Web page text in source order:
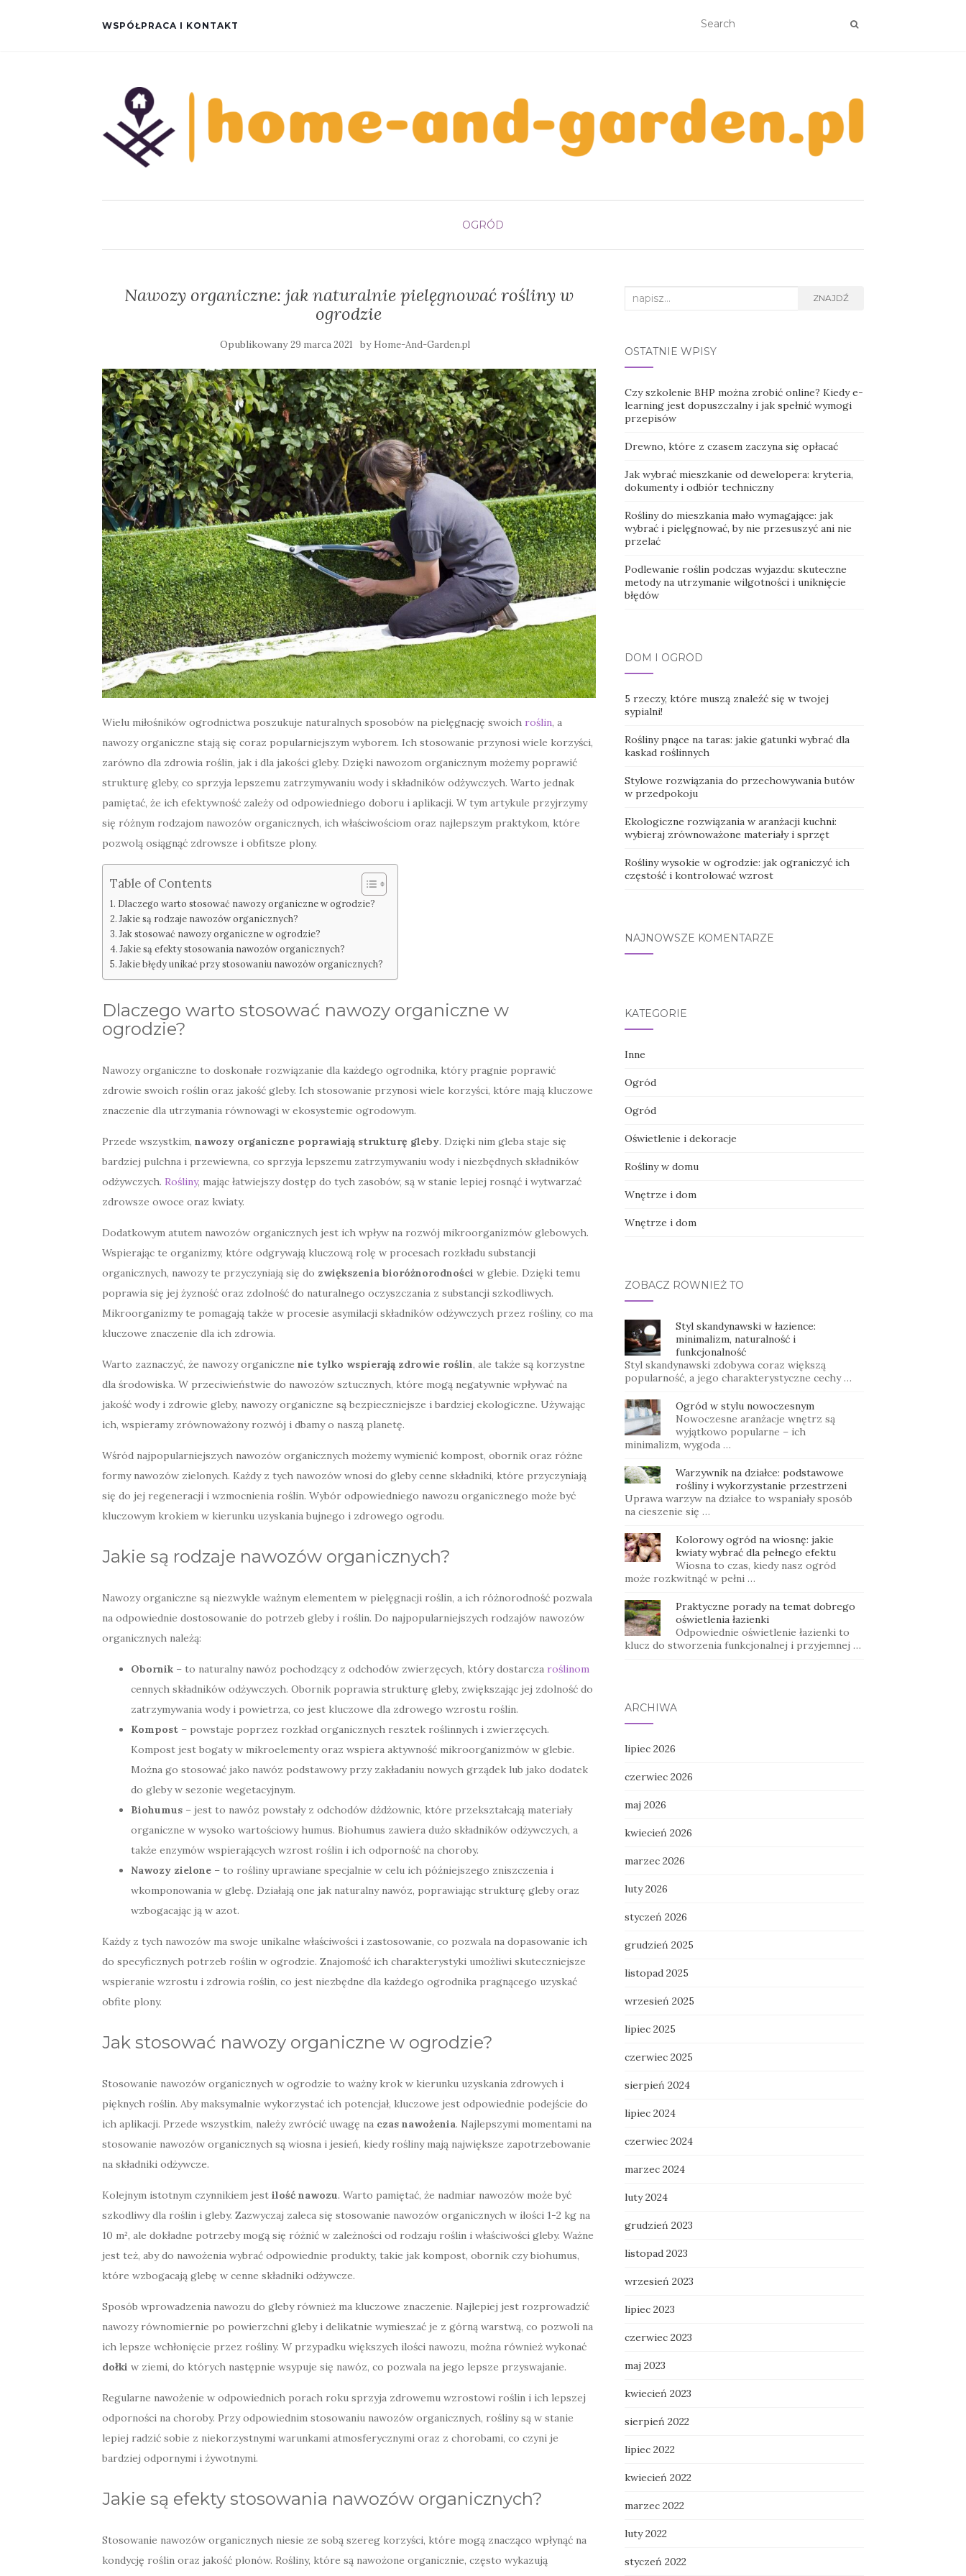
WSPÓŁPRACA I KONTAKT
OGRÓD
Nawozy organiczne: jak naturalnie pielęgnować rośliny w
ogrodzie
Opublikowany29 marca 2021 by Home-And-Garden.pl
Wielu miłośników ogrodnictwa poszukuje naturalnych sposobów na pielęgnację swoich roślin, a
nawozy organiczne stają się coraz popularniejszym wyborem. Ich stosowanie przynosi wiele korzyści,
zarówno dla zdrowia roślin, jak i dla jakości gleby. Dzięki nawozom organicznym możemy poprawić
strukturę gleby, co sprzyja lepszemu zatrzymywaniu wody i składników odżywczych. Warto jednak
pamiętać, że ich efektywność zależy od odpowiedniego doboru i aplikacji. W tym artykule przyjrzymy
się różnym rodzajom nawozów organicznych, ich właściwościom oraz najlepszym praktykom, które
pozwolą osiągnąć zdrowsze i obfitsze plony.
Table of Contents
Dlaczego warto stosować nawozy organiczne w ogrodzie?
Jakie są rodzaje nawozów organicznych?
Jak stosować nawozy organiczne w ogrodzie?
Jakie są efekty stosowania nawozów organicznych?
Jakie błędy unikać przy stosowaniu nawozów organicznych?
Dlaczego warto stosować nawozy organiczne w
ogrodzie?
Nawozy organiczne to doskonałe rozwiązanie dla każdego ogrodnika, który pragnie poprawić
zdrowie swoich roślin oraz jakość gleby. Ich stosowanie przynosi wiele korzyści, które mają kluczowe
znaczenie dla utrzymania równowagi w ekosystemie ogrodowym.
Przede wszystkim, nawozy organiczne poprawiają strukturę gleby. Dzięki nim gleba staje się
bardziej pulchna i przewiewna, co sprzyja lepszemu zatrzymywaniu wody i niezbędnych składników
odżywczych. Rośliny, mając łatwiejszy dostęp do tych zasobów, są w stanie lepiej rosnąć i wytwarzać
zdrowsze owoce oraz kwiaty.
Dodatkowym atutem nawozów organicznych jest ich wpływ na rozwój mikroorganizmów glebowych.
Wspierając te organizmy, które odgrywają kluczową rolę w procesach rozkładu substancji
organicznych, nawozy te przyczyniają się do zwiększenia bioróżnorodności w glebie. Dzięki temu
poprawia się jej żyzność oraz zdolność do naturalnego oczyszczania z substancji szkodliwych.
Mikroorganizmy te pomagają także w procesie asymilacji składników odżywczych przez rośliny, co ma
kluczowe znaczenie dla ich zdrowia.
Warto zaznaczyć, że nawozy organiczne nie tylko wspierają zdrowie roślin, ale także są korzystne
dla środowiska. W przeciwieństwie do nawozów sztucznych, które mogą negatywnie wpływać na
jakość wody i zdrowie gleby, nawozy organiczne są bezpieczniejsze i bardziej ekologiczne. Używając
ich, wspieramy zrównoważony rozwój i dbamy o naszą planetę.
Wśród najpopularniejszych nawozów organicznych możemy wymienić kompost, obornik oraz różne
formy nawozów zielonych. Każdy z tych nawozów wnosi do gleby cenne składniki, które przyczyniają
się do jej regeneracji i wzmocnienia roślin. Wybór odpowiedniego nawozu organicznego może być
kluczowym krokiem w kierunku uzyskania bujnego i zdrowego ogrodu.
Jakie są rodzaje nawozów organicznych?
Nawozy organiczne są niezwykle ważnym elementem w pielęgnacji roślin, a ich różnorodność pozwala
na odpowiednie dostosowanie do potrzeb gleby i roślin. Do najpopularniejszych rodzajów nawozów
organicznych należą:
Obornik – to naturalny nawóz pochodzący z odchodów zwierzęcych, który dostarcza roślinom
cennych składników odżywczych. Obornik poprawia strukturę gleby, zwiększając jej zdolność do
zatrzymywania wody i powietrza, co jest kluczowe dla zdrowego wzrostu roślin.
Kompost – powstaje poprzez rozkład organicznych resztek roślinnych i zwierzęcych.
Kompost jest bogaty w mikroelementy oraz wspiera aktywność mikroorganizmów w glebie.
Można go stosować jako nawóz podstawowy przy zakładaniu nowych grządek lub jako dodatek
do gleby w sezonie wegetacyjnym.
Biohumus – jest to nawóz powstały z odchodów dżdżownic, które przekształcają materiały
organiczne w wysoko wartościowy humus. Biohumus zawiera dużo składników odżywczych, a
także enzymów wspierających wzrost roślin i ich odporność na choroby.
Nawozy zielone – to rośliny uprawiane specjalnie w celu ich późniejszego zniszczenia i
wkomponowania w glebę. Działają one jak naturalny nawóz, poprawiając strukturę gleby oraz
wzbogacając ją w azot.
Każdy z tych nawozów ma swoje unikalne właściwości i zastosowanie, co pozwala na dopasowanie ich
do specyficznych potrzeb roślin w ogrodzie. Znajomość ich charakterystyki umożliwi skuteczniejsze
wspieranie wzrostu i zdrowia roślin, co jest niezbędne dla każdego ogrodnika pragnącego uzyskać
obfite plony.
Jak stosować nawozy organiczne w ogrodzie?
Stosowanie nawozów organicznych w ogrodzie to ważny krok w kierunku uzyskania zdrowych i
pięknych roślin. Aby maksymalnie wykorzystać ich potencjał, kluczowe jest odpowiednie podejście do
ich aplikacji. Przede wszystkim, należy zwrócić uwagę na czas nawożenia. Najlepszymi momentami na
stosowanie nawozów organicznych są wiosna i jesień, kiedy rośliny mają największe zapotrzebowanie
na składniki odżywcze.
Kolejnym istotnym czynnikiem jest ilość nawozu. Warto pamiętać, że nadmiar nawozów może być
szkodliwy dla roślin i gleby. Zazwyczaj zaleca się stosowanie nawozów organicznych w ilości 1-2 kg na
10 m², ale dokładne potrzeby mogą się różnić w zależności od rodzaju roślin i właściwości gleby. Ważne
jest też, aby do nawożenia wybrać odpowiednie produkty, takie jak kompost, obornik czy biohumus,
które wzbogacają glebę w cenne składniki odżywcze.
Sposób wprowadzenia nawozu do gleby również ma kluczowe znaczenie. Najlepiej jest rozprowadzić
nawozy równomiernie po powierzchni gleby i delikatnie wymieszać je z górną warstwą, co pozwoli na
ich lepsze wchłonięcie przez rośliny. W przypadku większych ilości nawozu, można również wykonać
dołki w ziemi, do których następnie wsypuje się nawóz, co pozwala na jego lepsze przyswajanie.
Regularne nawożenie w odpowiednich porach roku sprzyja zdrowemu wzrostowi roślin i ich lepszej
odporności na choroby. Przy odpowiednim stosowaniu nawozów organicznych, rośliny są w stanie
lepiej radzić sobie z niekorzystnymi warunkami atmosferycznymi oraz z chorobami, co czyni je
bardziej odpornymi i żywotnymi.
Jakie są efekty stosowania nawozów organicznych?
Stosowanie nawozów organicznych niesie ze sobą szereg korzyści, które mogą znacząco wpłynąć na
kondycję roślin oraz jakość plonów. Rośliny, które są nawożone organicznie, często wykazują
Search
ZNAJDŹ
OSTATNIE WPISY
Czy szkolenie BHP można zrobić online? Kiedy e-
learning jest dopuszczalny i jak spełnić wymogi
przepisów
Drewno, które z czasem zaczyna się opłacać
Jak wybrać mieszkanie od dewelopera: kryteria,
dokumenty i odbiór techniczny
Rośliny do mieszkania mało wymagające: jak
wybrać i pielęgnować, by nie przesuszyć ani nie
przelać
Podlewanie roślin podczas wyjazdu: skuteczne
metody na utrzymanie wilgotności i uniknięcie
błędów
DOM I OGRÓD
5 rzeczy, które muszą znaleźć się w twojej
sypialni!
Rośliny pnące na taras: jakie gatunki wybrać dla
kaskad roślinnych
Stylowe rozwiązania do przechowywania butów
w przedpokoju
Ekologiczne rozwiązania w aranżacji kuchni:
wybieraj zrównoważone materiały i sprzęt
Rośliny wysokie w ogrodzie: jak ograniczyć ich
częstość i kontrolować wzrost
NAJNOWSZE KOMENTARZE
KATEGORIE
Inne
Ogród
Ogród
Oświetlenie i dekoracje
Rośliny w domu
Wnętrze i dom
Wnętrze i dom
ZOBACZ RÓWNIEŻ TO
Styl skandynawski w łazience:
minimalizm, naturalność i
funkcjonalność
Styl skandynawski zdobywa coraz większą
popularność, a jego charakterystyczne cechy …
Ogród w stylu nowoczesnym
Nowoczesne aranżacje wnętrz są
wyjątkowo popularne – ich
minimalizm, wygoda …
Warzywnik na działce: podstawowe
rośliny i wykorzystanie przestrzeni
Uprawa warzyw na działce to wspaniały sposób
na cieszenie się …
Kolorowy ogród na wiosnę: jakie
kwiaty wybrać dla pełnego efektu
Wiosna to czas, kiedy nasz ogród
może rozkwitnąć w pełni …
Praktyczne porady na temat dobrego
oświetlenia łazienki
Odpowiednie oświetlenie łazienki to
klucz do stworzenia funkcjonalnej i przyjemnej …
ARCHIWA
lipiec 2026
czerwiec 2026
maj 2026
kwiecień 2026
marzec 2026
luty 2026
styczeń 2026
grudzień 2025
listopad 2025
wrzesień 2025
lipiec 2025
czerwiec 2025
sierpień 2024
lipiec 2024
czerwiec 2024
marzec 2024
luty 2024
grudzień 2023
listopad 2023
wrzesień 2023
lipiec 2023
czerwiec 2023
maj 2023
kwiecień 2023
sierpień 2022
lipiec 2022
kwiecień 2022
marzec 2022
luty 2022
styczeń 2022